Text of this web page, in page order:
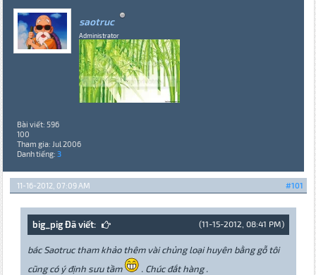
saotruc
Administrator
Bài viết: 596
100
Tham gia: Jul 2006
Danh tiếng: 3
#101
11-16-2012, 07:09 AM
(11-15-2012, 08:41 PM)
big_pig Đã viết:
bác Saotruc tham khảo thêm vài chủng loại huyên bằng gỗ tôi
cũng có ý định sưu tầm
. Chúc đắt hàng .